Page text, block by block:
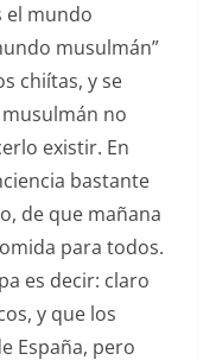
el mundo
musulmán”
chiítas, y se
no
existir. En
bastante
de que mañana
para todos.
es decir: claro
y que los
España, pero